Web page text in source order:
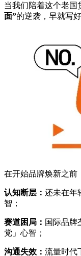
当我们陪着这个老国
面”的逆袭，早就写好
在开始品牌焕新之前
认知断层： 还未在年
智；
赛道困局： 国际品牌
党」心智；
沟通失效： 流量时代